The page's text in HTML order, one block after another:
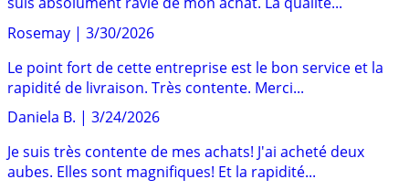
Rosemay | 3/30/2026
Le point fort de cette entreprise est le bon service et la
rapidité de livraison. Très contente. Merci...
Daniela B. | 3/24/2026
Je suis très contente de mes achats! J'ai acheté deux
aubes. Elles sont magnifiques! Et la rapidité...